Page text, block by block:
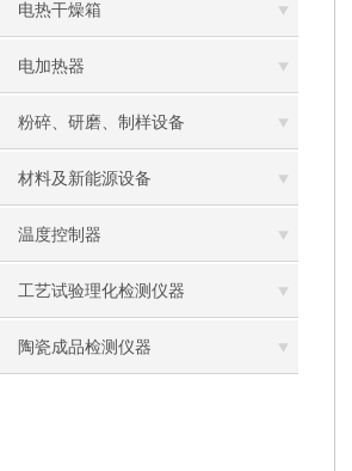
电热干燥箱
电加热器
粉碎、研磨、制样设备
材料及新能源设备
温度控制器
工艺试验理化检测仪器
陶瓷成品检测仪器